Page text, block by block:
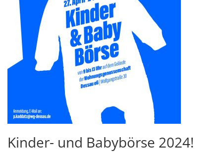
Kinder- und Babybörse 2024!